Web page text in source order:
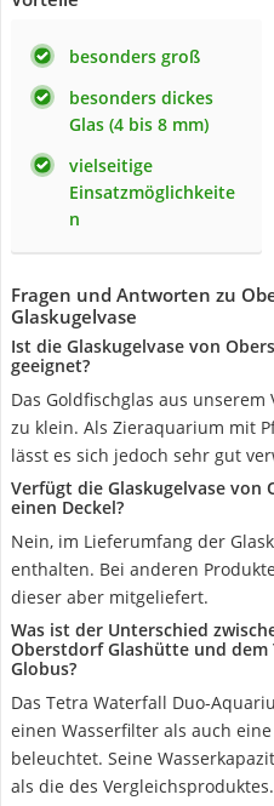
besonders groß
besonders dickes
Glas (4 bis 8 mm)
vielseitige
Einsatzmöglichkeite
n
Fragen und Antworten zu
Glaskugelvase
Ist die Glaskugelvase von
geeignet?
Das Goldfischglas aus
zu klein. Als Zieraquarium mit
lässt es sich jedoch sehr gut
Verfügt die Glaskugelvase
einen Deckel?
Nein, im Lieferumfang der
enthalten. Bei anderen
dieser aber mitgeliefert.
Was ist der Unterschied
Oberstdorf Glashütte und
Globus?
Das Tetra Waterfall Duo-
einen Wasserfilter als auch
beleuchtet. Seine
als die des Vergleichsproduktes.